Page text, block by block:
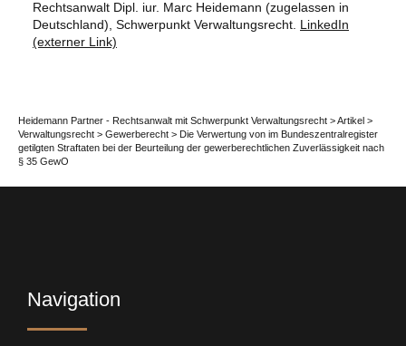
Rechtsanwalt Dipl. iur. Marc Heidemann (zugelassen in
Deutschland), Schwerpunkt Verwaltungsrecht. LinkedIn
(externer Link)
Heidemann Partner - Rechtsanwalt mit Schwerpunkt Verwaltungsrecht >Artikel >
Verwaltungsrecht > Gewerberecht > Die Verwertung von im Bundeszentralregister
getilgten Straftaten bei der Beurteilung der gewerberechtlichen Zuverlässigkeit nach
§ 35 GewO
Navigation